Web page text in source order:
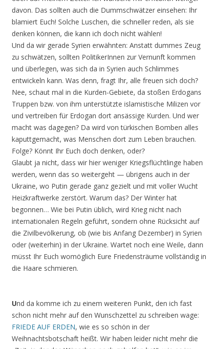
davon. Das sollten auch die Dummschwätzer einsehen: Ihr
blamiert Euch! Solche Luschen, die schneller reden, als sie
denken können, die kann ich doch nicht wählen!
Und da wir gerade Syrien erwähnten: Anstatt dummes Zeug
zu schwätzen, sollten PolitikerInnen zur Vernunft kommen
und überlegen, was sich da in Syrien auch Schlimmes
entwickeln kann. Was denn, fragt Ihr, alle freuen sich doch?
Nee, schaut mal in die Kurden-Gebiete, da stoßen Erdogans
Truppen bzw. von ihm unterstützte islamistische Milizen vor
und vertreiben für Erdogan dort ansässige Kurden. Und wer
macht was dagegen? Da wird von türkischen Bomben alles
kaputtgemacht, was Menschen dort zum Leben brauchen.
Folge? Könnt Ihr Euch doch denken, oder?
Glaubt ja nicht, dass wir hier weniger Kriegsflüchtlinge haben
werden, wenn das so weitergeht — übrigens auch in der
Ukraine, wo Putin gerade ganz gezielt und mit voller Wucht
Heizkraftwerke zerstört. Warum das? Der Winter hat
begonnen… Wie bei Putin üblich, wird Krieg nicht nach
internationalen Regeln geführt, sondern ohne Rücksicht auf
die Zivilbevölkerung, ob (wie bis Anfang Dezember) in Syrien
oder (weiterhin) in der Ukraine. Wartet noch eine Weile, dann
müsst Ihr Euch womöglich Eure Friedensträume vollständig in
die Haare schmieren.
Und da komme ich zu einem weiteren Punkt, den ich fast
schon nicht mehr auf den Wunschzettel zu schreiben wage:
FRIEDE AUF ERDEN, wie es so schön in der
Weihnachtsbotschaft heißt. Wir haben leider nicht mehr die